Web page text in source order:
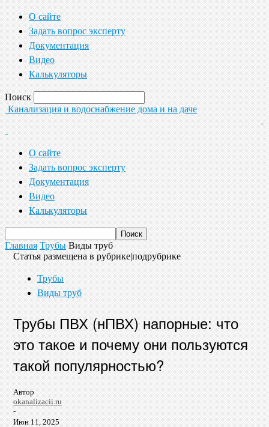
О сайте
Задать вопрос эксперту
Документация
Видео
Калькуляторы
Поиск
Канализация и водоснабжение дома и на даче
О сайте
Задать вопрос эксперту
Документация
Видео
Калькуляторы
Главная Трубы Виды труб
Статья размещена в рубрике|подрубрике
Трубы
Виды труб
Трубы ПВХ (нПВХ) напорные: что
это такое и почему они пользуются
такой популярностью?
Автор
okanalizacii.ru
-
Июн 11, 2025